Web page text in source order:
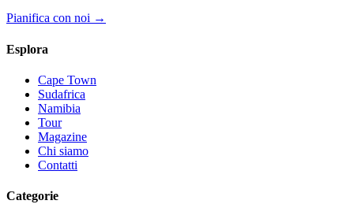
Pianifica con noi →
Esplora
Cape Town
Sudafrica
Namibia
Tour
Magazine
Chi siamo
Contatti
Categorie